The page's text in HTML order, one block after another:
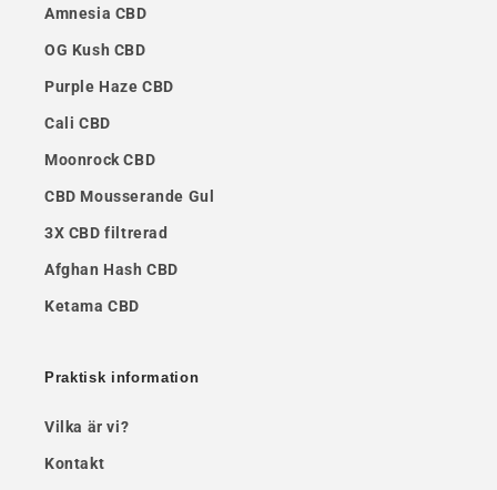
Amnesia CBD
OG Kush CBD
Purple Haze CBD
Cali CBD
Moonrock CBD
CBD Mousserande Gul
3X CBD filtrerad
Afghan Hash CBD
Ketama CBD
Praktisk information
Vilka är vi?
Kontakt